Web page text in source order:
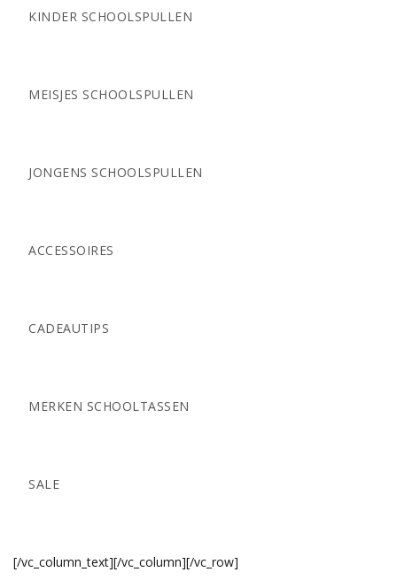
KINDER SCHOOLSPULLEN
MEISJES SCHOOLSPULLEN
JONGENS SCHOOLSPULLEN
ACCESSOIRES
CADEAUTIPS
MERKEN SCHOOLTASSEN
SALE
[/vc_column_text][/vc_column][/vc_row]